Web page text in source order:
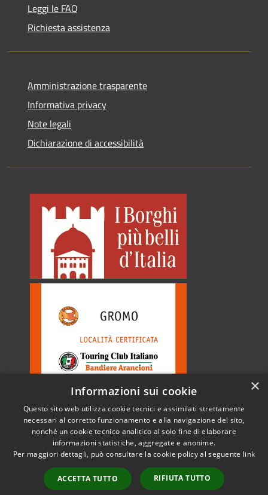
Leggi le FAQ
Richiesta assistenza
Amministrazione trasparente
Informativa privacy
Note legali
Dichiarazione di accessibilità
Accessibilità
Copyright © 2026 • Comune di
Gromo • Powered by
Municipium•
Accesso
redazione
×
Informazioni sui cookie
Questo sito web utilizza cookie tecnici e assimilati strettamente
necessari al corretto funzionamento e alla navigazione del sito,
nonché un cookie tecnico analitico al solo fine di elaborare
informazioni statistiche, aggregate e anonime.
Per maggiori dettagli, può consultare la cookie policy al seguente link
ACCETTA TUTTO RIFIUTA TUTTO